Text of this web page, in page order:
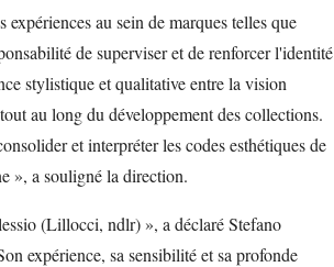
au sein de marques telles que
de superviser et de renforcer l'identité
stylistique et qualitative entre la vision
au long du développement des collections.
et interpréter les codes esthétiques de
», a souligné la direction.
(Lillocci, ndlr) », a déclaré Stefano
expérience, sa sensibilité et sa profonde